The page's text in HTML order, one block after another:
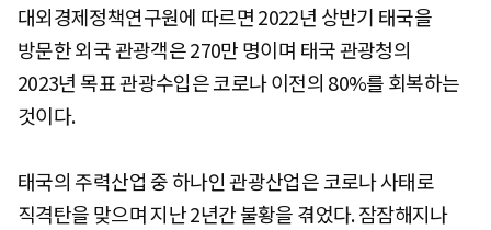
대외경제정책연구원에 따르면 2022년 상반기 태국을
방문한 외국 관광객은 270만 명이며 태국 관광청의
2023년 목표 관광수입은 코로나 이전의 80%를 회복하는
것이다.
태국의 주력산업 중 하나인 관광산업은 코로나 사태로
직격탄을 맞으며 지난 2년간 불황을 겪었다. 잠잠해지나